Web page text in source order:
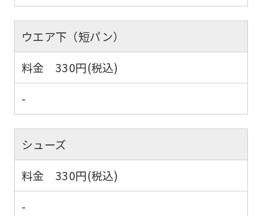
ウエア下（短パン）
料金 330円(税込)
-
シューズ
料金 330円(税込)
-